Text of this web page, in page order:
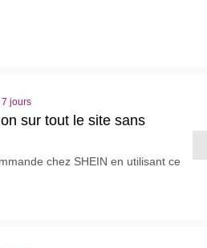
jours
sur tout le site sans
chez SHEIN en utilisant ce